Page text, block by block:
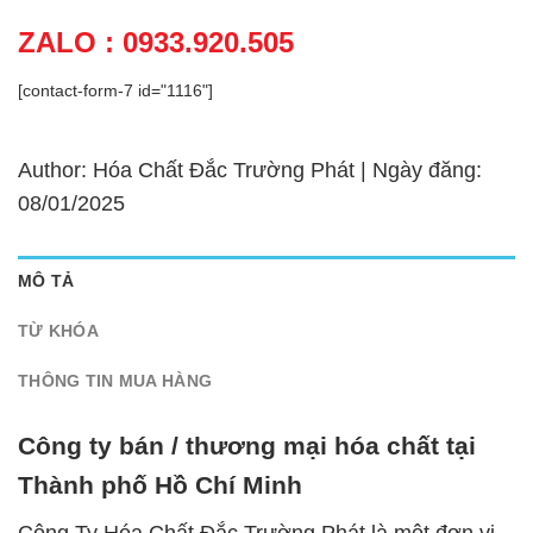
ZALO : 0933.920.505
[contact-form-7 id="1116"]
Author: Hóa Chất Đắc Trường Phát | Ngày đăng:
08/01/2025
MÔ TẢ
TỪ KHÓA
THÔNG TIN MUA HÀNG
Công ty bán / thương mại hóa chất tại
Thành phố Hồ Chí Minh